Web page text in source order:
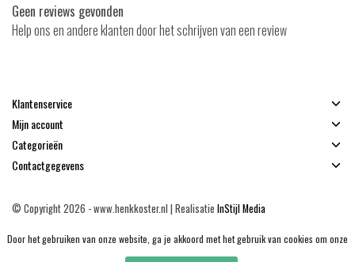
Geen reviews gevonden
Help ons en andere klanten door het schrijven van een review
Klantenservice
Mijn account
Categorieën
Contactgegevens
© Copyright 2026 - www.henkkoster.nl | Realisatie InStijl Media
Door het gebruiken van onze website, ga je akkoord met het gebruik van cookies om onze